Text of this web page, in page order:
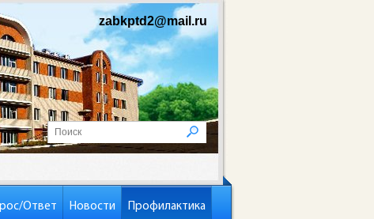
zabkptd2@mail.ru
Ответ Новости Профилактика